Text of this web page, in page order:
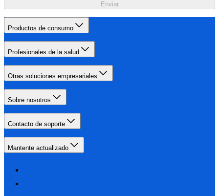
Enviar
Productos de consumo
Profesionales de la salud
Otras soluciones empresariales
Sobre nosotros
Contacto de soporte
Mantente actualizado